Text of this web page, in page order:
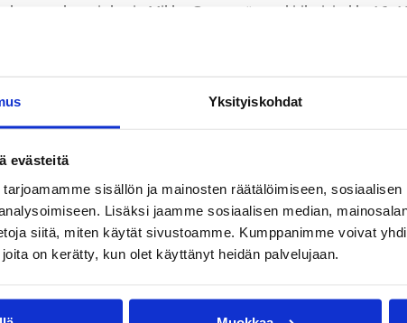
Yksityiskohdat
evästeitä
sisällön ja mainosten räätälöimiseen,
Lisäksi jaamme sosiaalisen median,
siitä, miten käytät sivustoamme. Kumppanimme voivat
on kerätty, kun olet käyttänyt heidän palvelujaan.
puheenjohtaja Mikko Granström arki-iltaisin klo
Lajia on Kaarinassa pelattu jo 60 vuotta, ja Ura Basket
lisenssipelaaja. Joukkueemme, joita on noin parisen
alueellisella tasolla. Koripallon lisäksi liikutamme yli 400
keväällä 2018 toiseksi ylimmän sarjatason mestaruuden, ja
jälleen pääsarjan koripalloa lähes 20 vuoden tauon jälkeen!